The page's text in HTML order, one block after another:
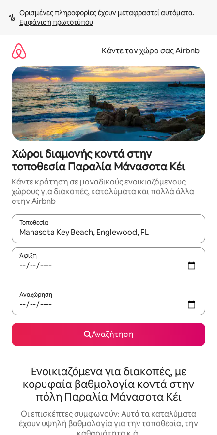
στο
περιεχόμενοΕμφάνιση πρωτοτύπου
Κάντε τον χώρο σας Airbnb
Χώροι διαμονής κοντά στην
τοποθεσία Παραλία Μάνασοτα Κέι
Κάντε κράτηση σε μοναδικούς ενοικιαζόμενους
χώρους για διακοπές, καταλύματα και πολλά άλλα
στην Airbnb
Τοποθεσία
Όταν τα αποτελέσματα είναι διαθέσιμα, μπορείτε να
Άφιξη
Αναχώρηση
Αναζήτηση
Ενοικιαζόμενα για διακοπές, με
κορυφαία βαθμολογία κοντά στην
πόλη Παραλία Μάνασοτα Κέι
Οι επισκέπτες συμφωνούν: Αυτά τα καταλύματα
έχουν υψηλή βαθμολογία για την τοποθεσία, την